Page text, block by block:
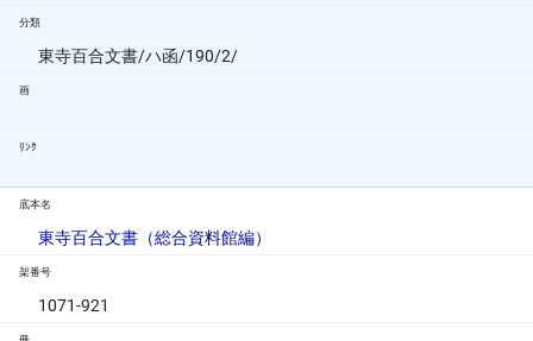
分類
東寺百合文書/ハ函/190/2/
画
ﾘﾝｸ
底本名
東寺百合文書（総合資料館編）
架番号
1071-921